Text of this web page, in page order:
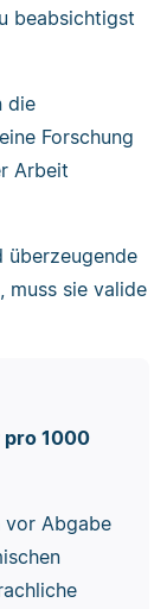
beabsichtigst
die
Forschung
Arbeit
überzeugende
muss sie valide
pro 1000
vor Abgabe